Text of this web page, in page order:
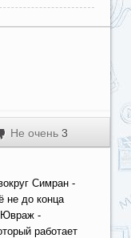
Не очень 3
Симран -
не до конца
Ювраж -
работает